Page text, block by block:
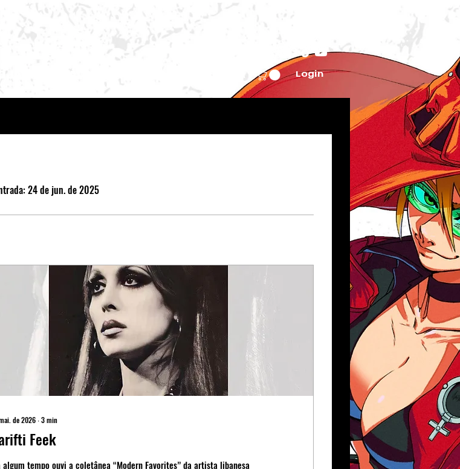
Login
24 de jun. de 2025
de 2026 ∙3min
Feek
algum tempo ouvi a coletânea “Modern Favorites” da artista libanesa